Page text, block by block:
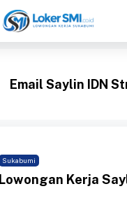
Email Saylin IDN
Sukabumi
Lowongan Kerja